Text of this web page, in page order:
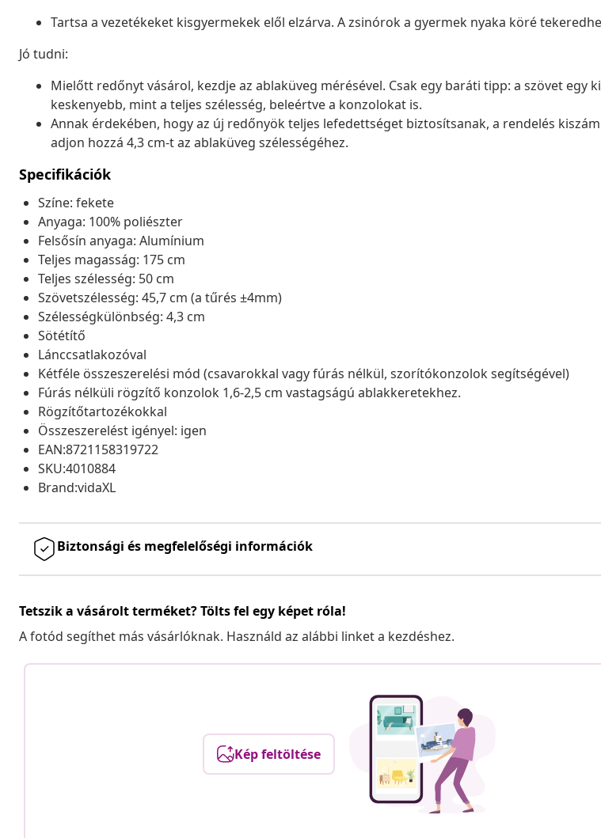
Tartsa a vezetékeket kisgyermekek elől elzárva. A zsinórok a gyermek nyaka köré
Jó tudni:
Mielőtt redőnyt vásárol, kezdje az ablaküveg mérésével. Csak egy baráti tipp: a szövet egy
keskenyebb, mint a teljes szélesség, beleértve a konzolokat is.
Annak érdekében, hogy az új redőnyök teljes lefedettséget biztosítsanak, a rendelés
adjon hozzá 4,3 cm-t az ablaküveg szélességéhez.
Specifikációk
Színe: fekete
Anyaga: 100% poliészter
Felsősín anyaga: Alumínium
Teljes magasság: 175 cm
Teljes szélesség: 50 cm
Szövetszélesség: 45,7 cm (a tűrés ±4mm)
Szélességkülönbség: 4,3 cm
Sötétítő
Lánccsatlakozóval
Kétféle összeszerelési mód (csavarokkal vagy fúrás nélkül, szorítókonzolok segítségével)
Fúrás nélküli rögzítő konzolok 1,6-2,5 cm vastagságú ablakkeretekhez.
Rögzítőtartozékokkal
Összeszerelést igényel: igen
EAN:8721158319722
SKU:4010884
Brand:vidaXL
Biztonsági és megfelelőségi információk
Tetszik a vásárolt terméket? Tölts fel egy képet róla!
A fotód segíthet más vásárlóknak. Használd az alábbi linket a kezdéshez.
Kép feltöltése